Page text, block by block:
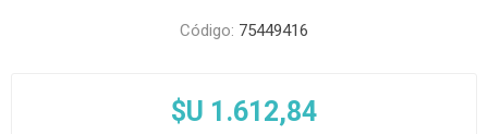
Código: 75449416
$U 1.612,84